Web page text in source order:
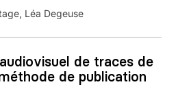
Léa Degeuse
de traces de
de publication